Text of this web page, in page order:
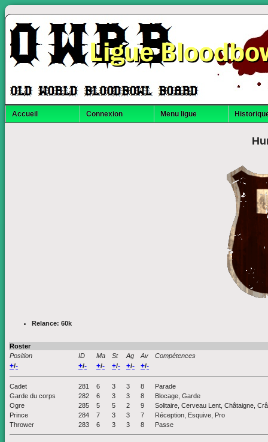
Ligue
Accueil Connexion Menu ligue
Relance: 60k
Roster
Position
ID Ma St Ag Av Compétences
+/- +/- +/- +/- +/- +/-
Cadet 281 6 3 3 8
Parade
Garde du corps
282 6 3 3 8
Blocage, Garde
Ogre
285 5 5 2 9
Solitaire, Cerveau Lent, Châtaigne,
Prince
284 7 3 3 7
Réception, Esquive, Pro
Thrower
283 6 3 3 8 Passe